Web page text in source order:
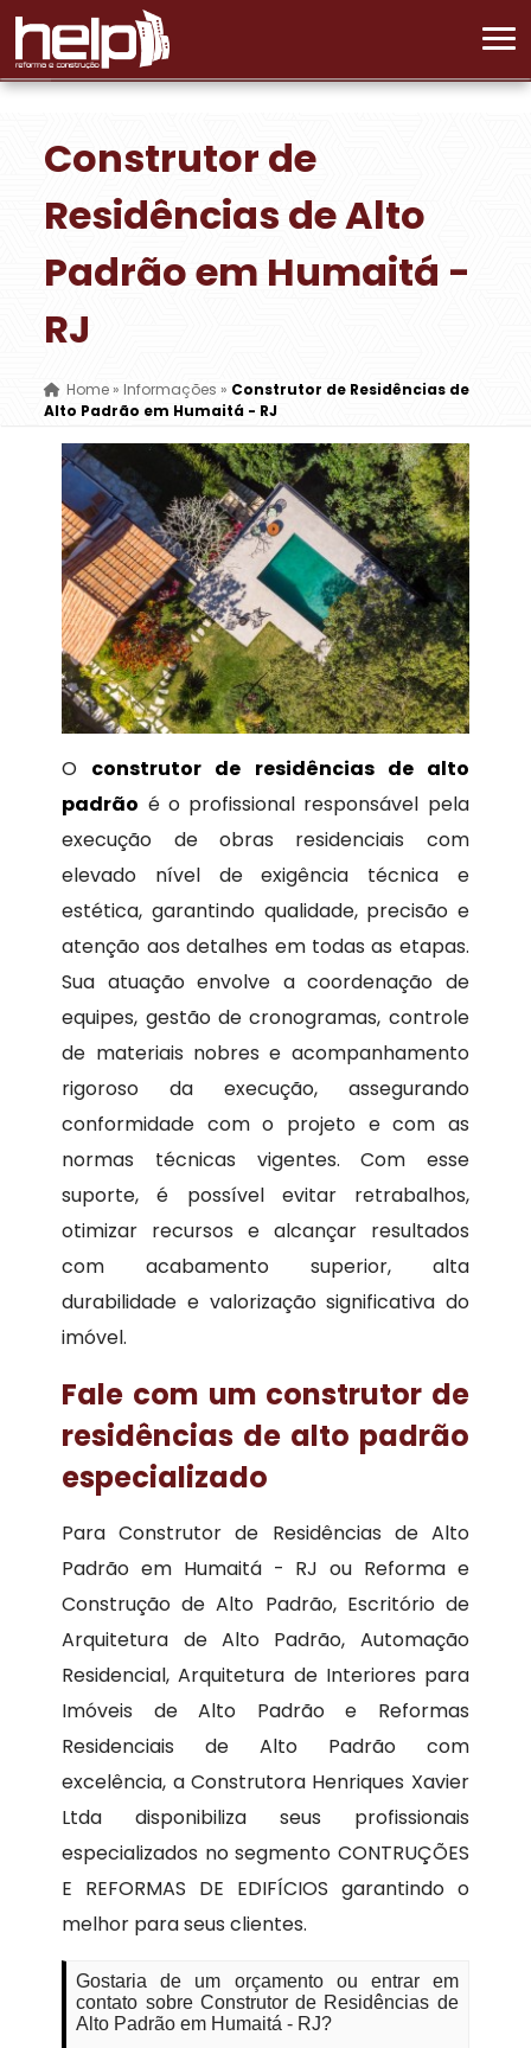
Construtor de
Residências de Alto
Padrão em Humaitá -
RJ
Home»Informações » Construtor de Residências de
Alto Padrão em Humaitá - RJ
O construtor de residências de alto
padrão é o profissional responsável pela
execução de obras residenciais com
elevado nível de exigência técnica e
estética, garantindo qualidade, precisão e
atenção aos detalhes em todas as etapas.
Sua atuação envolve a coordenação de
equipes, gestão de cronogramas, controle
de materiais nobres e acompanhamento
rigoroso da execução, assegurando
conformidade com o projeto e com as
normas técnicas vigentes. Com esse
suporte, é possível evitar retrabalhos,
otimizar recursos e alcançar resultados
com acabamento superior, alta
durabilidade e valorização significativa do
imóvel.
Fale com um construtor de
residências de alto padrão
especializado
Para Construtor de Residências de Alto
Padrão em Humaitá - RJ ou Reforma e
Construção de Alto Padrão, Escritório de
Arquitetura de Alto Padrão, Automação
Residencial, Arquitetura de Interiores para
Imóveis de Alto Padrão e Reformas
Residenciais de Alto Padrão com
excelência, a Construtora Henriques Xavier
Ltda disponibiliza seus profissionais
especializados no segmento CONTRUÇÕES
E REFORMAS DE EDIFÍCIOS garantindo o
melhor para seus clientes.
Gostaria de um orçamento ou entrar em
contato sobre Construtor de Residências de
Alto Padrão em Humaitá - RJ?